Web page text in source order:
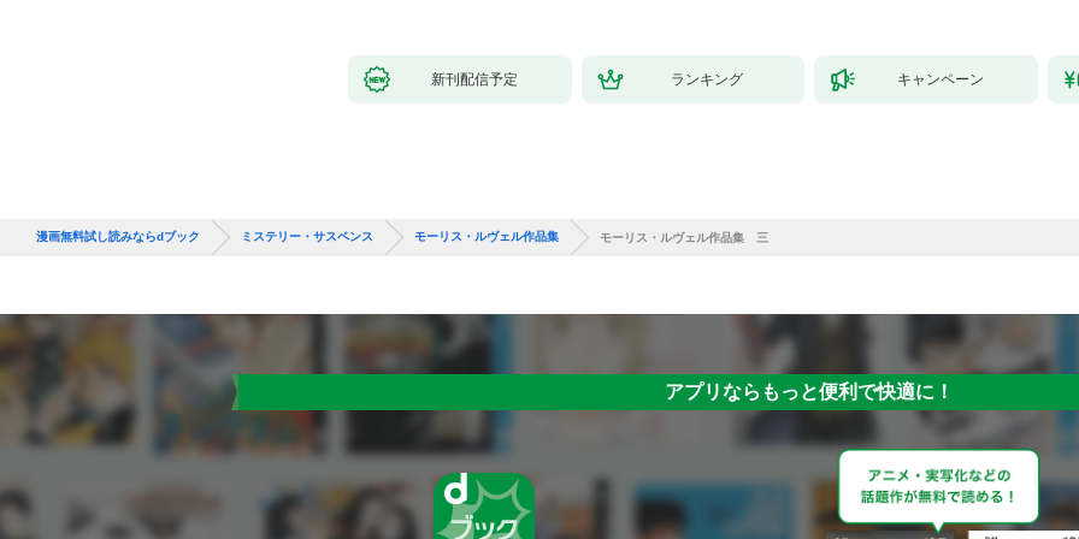
新刊配信予定 ランキング キャンペーン
漫画無料試し読みならdブック ミステリー・サスペンス モーリス・ルヴェル作品集 モーリス・ルヴェル作品集 三
アプリならもっと便利で快適に！